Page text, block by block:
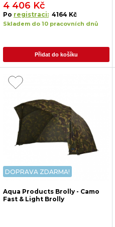
4 406 Kč
Po registraci: 4164 Kč
Skladem do 10 pracovních dnů
Přidat do košíku
DOPRAVA ZDARMA!
Aqua Products Brolly - Camo
Fast & Light Brolly